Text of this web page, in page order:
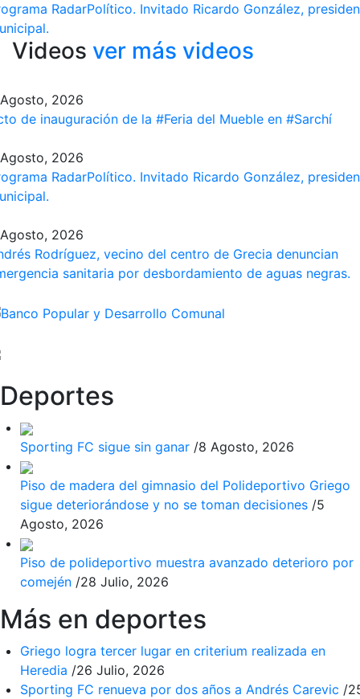
RadarPolítico​. Invitado Ricardo González,
Videos ver más videos
2026
de inauguración de la #Feria​ del Mueble en #Sarchí​
2026
RadarPolítico​. Invitado Ricardo González,
2026
Rodríguez, vecino del centro de Grecia denuncian
sanitaria por desbordamiento de aguas negras.
Deportes
Sporting FC sigue sin ganar /8 Agosto, 2026
Piso de madera del gimnasio del Polideportivo Griego
sigue deteriorándose y no se toman decisiones /5
Agosto, 2026
Piso de polideportivo muestra avanzado deterioro por
comején /28 Julio, 2026
Más en deportes
Griego logra tercer lugar en criterium realizada en
Heredia /26 Julio, 2026
Sporting FC renueva por dos años a Andrés Carevic /